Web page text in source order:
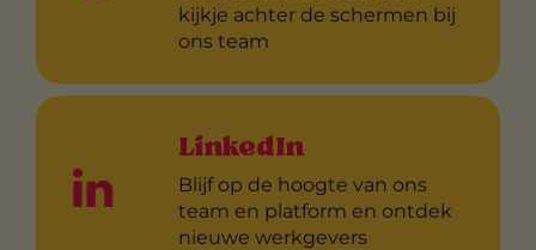
kijkje achter de schermen bij
ons team
LinkedIn
Blijf op de hoogte van ons
team en platform en ontdek
nieuwe werkgevers